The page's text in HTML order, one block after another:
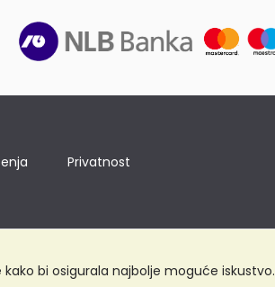
Privatnost
bi osigurala najbolje moguće iskustvo.